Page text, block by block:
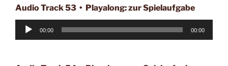
Audio Track 53 • Playalong: zur Spielaufgabe
Audio-
00:00 00:00